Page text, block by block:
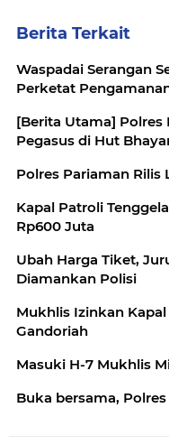
Berita Terkait
Waspadai Serangan
Perketat
[Berita Utama]
Pegasus di Hut
Polres Pariaman Rilis
Kapal Patroli
Rp600 Juta
Ubah Harga Tiket,
Diamankan Polisi
Mukhlis Izinkan
Gandoriah
Masuki H-7 Mukhlis
Buka bersama,